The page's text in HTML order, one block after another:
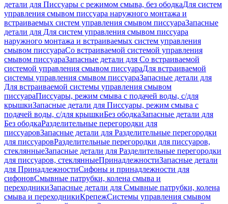
детали для Писсуары с режимом смыва, без ободкаДля систем
управления смывом писсуара наружного монтажа и
встраиваемых систем управления смывом писсуараЗапасные
детали для Для систем управления смывом писсуара
наружного монтажа и встраиваемых систем управления
смывом писсуараСо встраиваемой системой управления
смывом писсуараЗапасные детали для Со встраиваемой
системой управления смывом писсуараДля встраиваемой
системы управления смывом писсуараЗапасные детали для
Для встраиваемой системы управления смывом
писсуараПиссуары, режим смыва с подачей воды, с/для
крышкиЗапасные детали для Писсуары, режим смыва с
подачей воды, с/для крышкиБез ободкаЗапасные детали для
Без ободкаРазделительные перегородки для
писсуаровЗапасные детали для Разделительные перегородки
для писсуаровРазделительные перегородки для писсуаров,
стеклянныеЗапасные детали для Разделительные перегородки
для писсуаров, стеклянныеПринадлежностиЗапасные детали
для ПринадлежностиСифоны и принадлежности для
сифоновСмывные патрубки, колена смыва и
переходникиЗапасные детали для Смывные патрубки, колена
смыва и переходникиКрепежСистемы управления смывом